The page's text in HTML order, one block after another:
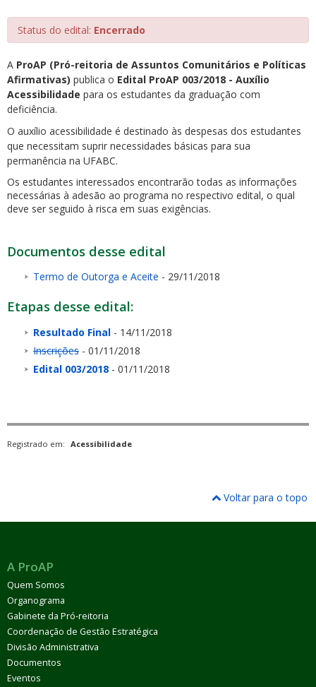
Status do edital: Encerrado
A ProAP (Pró-reitoria de Assuntos Comunitários e Políticas
Afirmativas) publica o Edital ProAP 003/2018 - Auxílio
Acessibilidade para os estudantes da graduação com
deficiência.
O auxílio acessibilidade é destinado às despesas dos estudantes
que necessitam suprir necessidades básicas para sua
permanência na UFABC.
Os estudantes interessados encontrarão todas as informações
necessárias à adesão ao programa no respectivo edital, o qual
deve ser seguido à risca em suas exigências.
Documentos desse edital
Termo de Outorga e Aceite - 29/11/2018
Etapas desse edital:
Resultado Final - 14/11/2018
Inscrições - 01/11/2018
Edital 003/2018 - 01/11/2018
Registrado em: Acessibilidade
Voltar para o topo
A ProAP
Quem Somos
Organograma
Gabinete da Pró-reitoria
Coordenação de Gestão Estratégica
Divisão Administrativa
Documentos
Eventos